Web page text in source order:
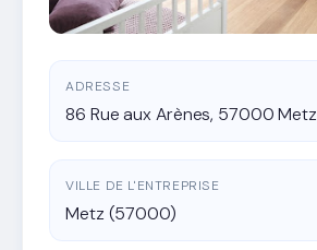
ADRESSE
86 Rue aux Arènes, 57000 Metz
VILLE DE L'ENTREPRISE
Metz (57000)